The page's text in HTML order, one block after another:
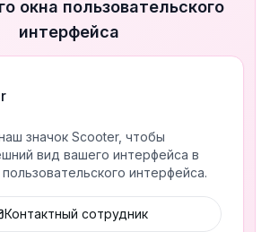
окна пользовательского
интерфейса
значок Scooter, чтобы
вид вашего интерфейса в
интерфейса.
Контактный сотрудник